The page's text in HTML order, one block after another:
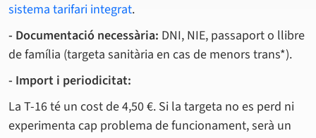
sistema tarifari integrat.
- Documentació necessària: DNI, NIE, passaport o llibre
de família (targeta sanitària en cas de menors trans*).
- Import i periodicitat:
La T-16 té un cost de 4,50 €. Si la targeta no es perd ni
experimenta cap problema de funcionament, serà un